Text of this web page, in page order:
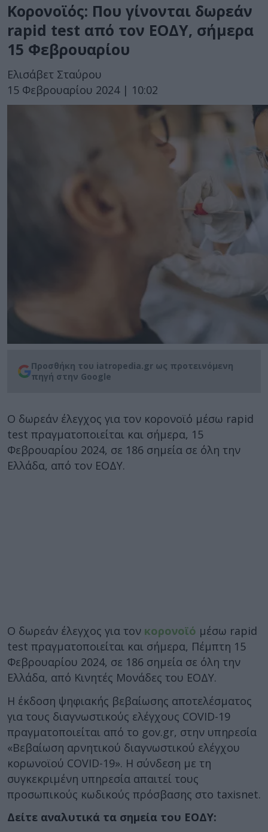
Κορονοϊός: Που γίνονται δωρεάν
rapid test από τον ΕΟΔΥ, σήμερα
15 Φεβρουαρίου
Ελισάβετ Σταύρου
15 Φεβρουαρίου 2024 | 10:02
Προσθήκη του iatropedia.gr ως προτεινόμενη
πηγή στην Google
Ο δωρεάν έλεγχος για τον κορονοϊό μέσω rapid
test πραγματοποιείται και σήμερα, 15
Φεβρουαρίου 2024, σε 186 σημεία σε όλη την
Ελλάδα, από τον ΕΟΔΥ.
Ο δωρεάν έλεγχος για τον κορονοϊό μέσω rapid
test πραγματοποιείται και σήμερα, Πέμπτη 15
Φεβρουαρίου 2024, σε 186 σημεία σε όλη την
Ελλάδα, από Κινητές Μονάδες του ΕΟΔΥ.
Η έκδοση ψηφιακής βεβαίωσης αποτελέσματος
για τους διαγνωστικούς ελέγχους COVID-19
πραγματοποιείται από το gov.gr, στην υπηρεσία
«Βεβαίωση αρνητικού διαγνωστικού ελέγχου
κορωνοϊού COVID-19». Η σύνδεση με τη
συγκεκριμένη υπηρεσία απαιτεί τους
προσωπικούς κωδικούς πρόσβασης στο taxisnet.
Δείτε αναλυτικά τα σημεία του ΕΟΔΥ: